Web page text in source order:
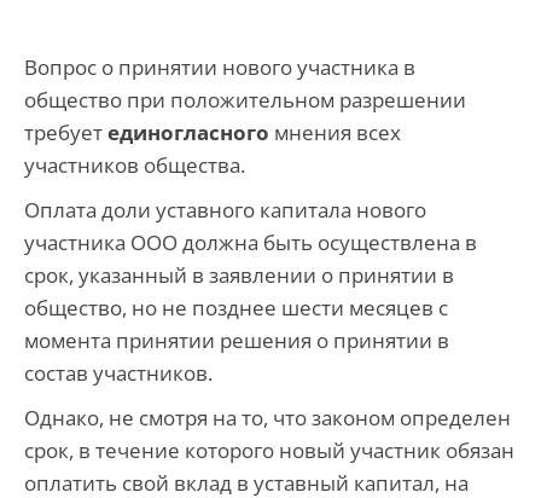
Вопрос о принятии нового участника в
общество при положительном разрешении
требуетединогласного мнения всех
участников общества.
Оплата доли уставного капитала нового
участника ООО должна быть осуществлена в
срок, указанный в заявлении о принятии в
общество, но не позднее шести месяцев с
момента принятии решения о принятии в
состав участников.
Однако, не смотря на то, что законом определен
срок, в течение которого новый участник обязан
оплатить свой вклад в уставный капитал, на